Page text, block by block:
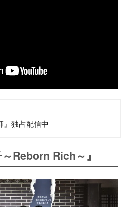
』独占配信中
Reborn Rich～』